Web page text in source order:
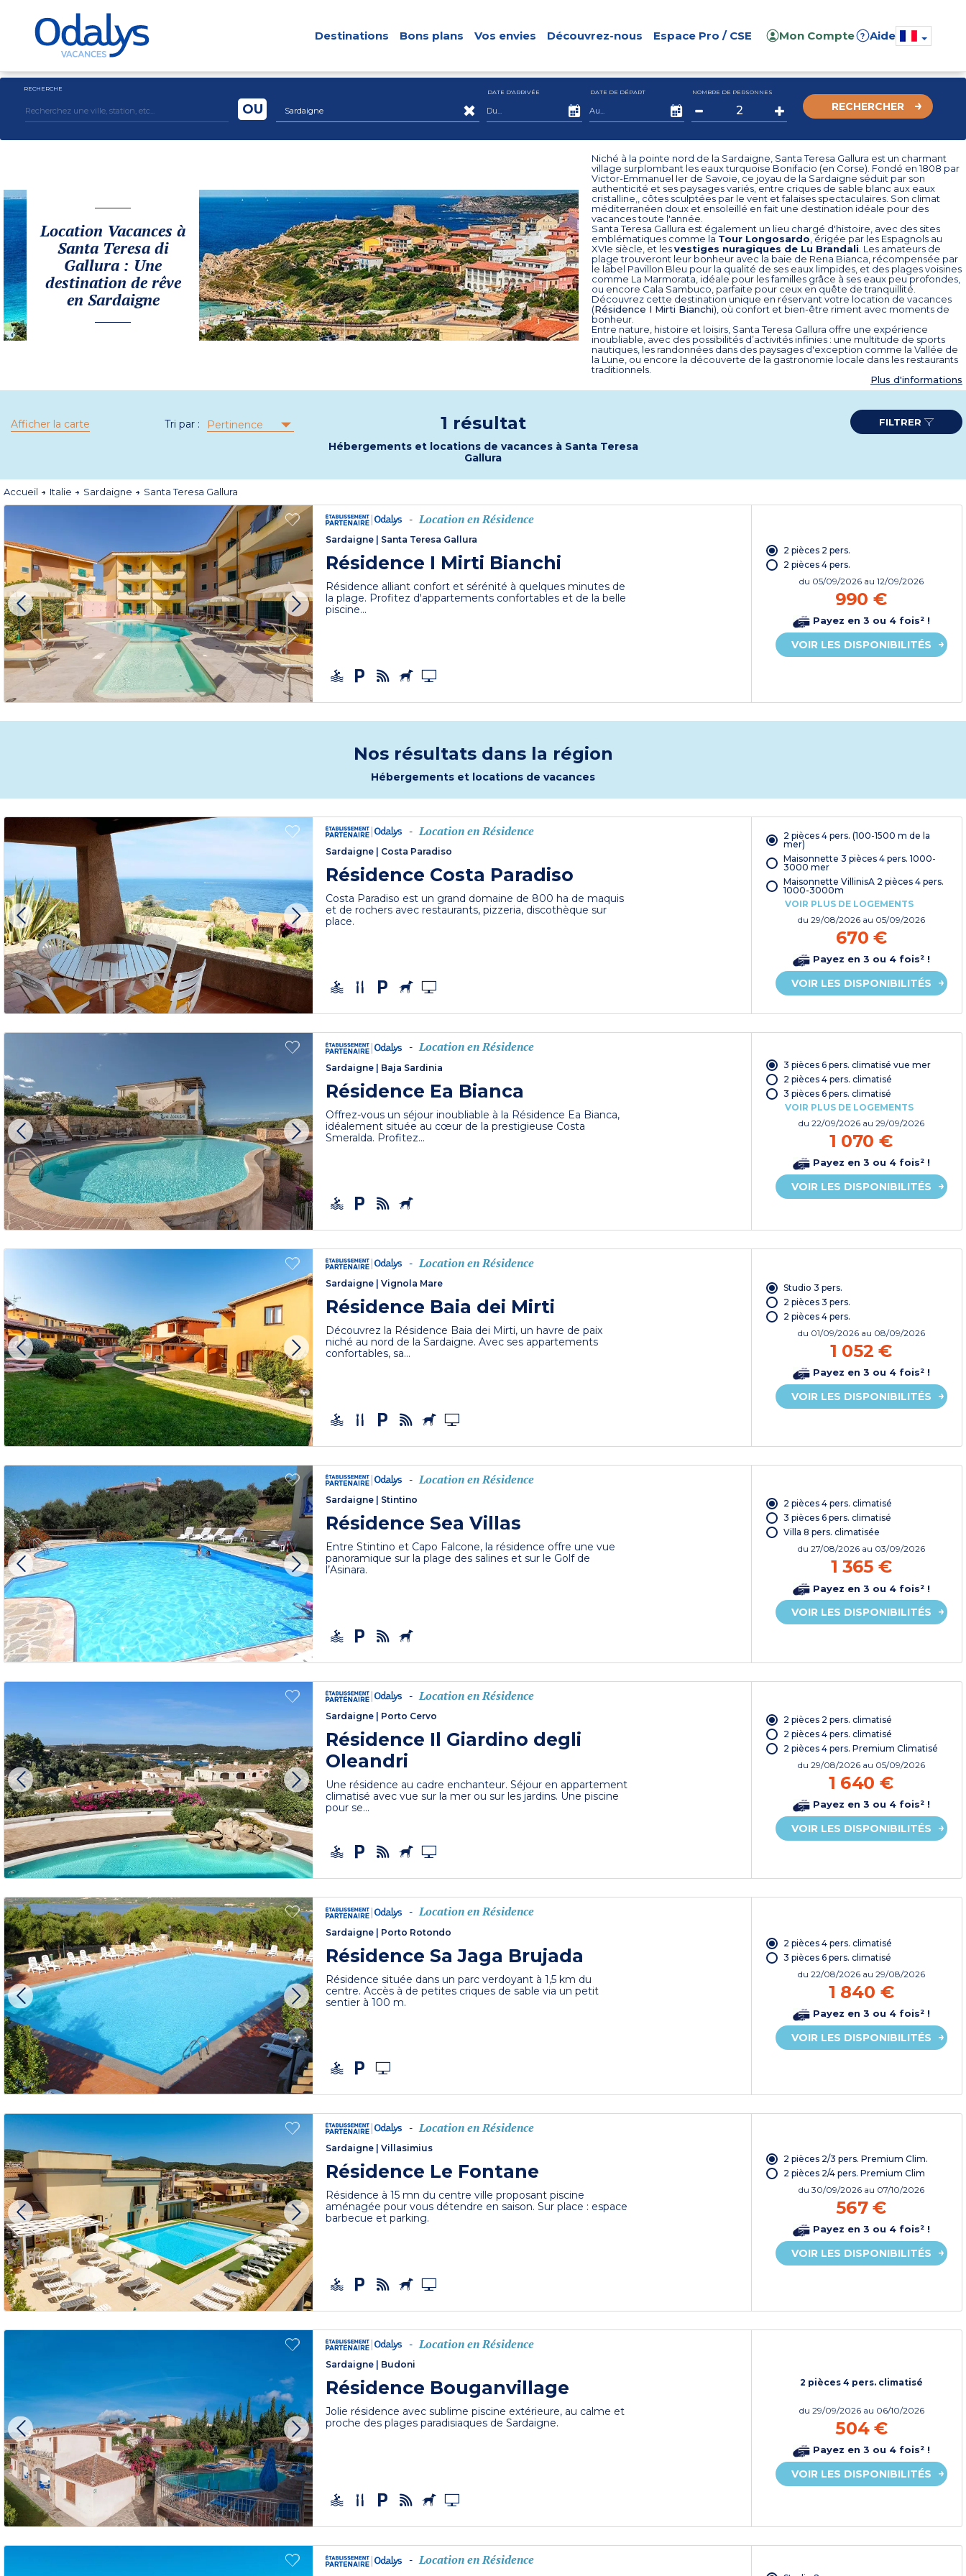
Destinations Bons plans Vos envies Découvrez-nous Espace Pro / CSE Mon Compte ? Aide
RECHERCHE
Sardaigne
OU
DATE D'ARRIVÉE DATE DE DÉPART NOMBRE DE PERSONNES
RECHERCHER
Location Vacances à
Santa Teresa di
Gallura : Une
destination de rêve
en Sardaigne
Niché à la pointe nord de la Sardaigne, Santa Teresa Gallura est un charmant
village surplombant les eaux turquoise Bonifacio (en Corse). Fondé en 1808 par
Victor-Emmanuel Ier de Savoie, ce joyau de la Sardaigne séduit par son
authenticité et ses paysages variés, entre criques de sable blanc aux eaux
cristalline,, côtes sculptées par le vent et falaises spectaculaires. Son climat
méditerranéen doux et ensoleillé en fait une destination idéale pour des
vacances toute l'année.
Santa Teresa Gallura est également un lieu chargé d'histoire, avec des sites
emblématiques comme la Tour Longosardo , érigée par les Espagnols au
XVIe siècle, et lesvestiges nuragiques de Lu Brandali . Les amateurs de
plage trouveront leur bonheur avec la baie de Rena Bianca, récompensée par
le label Pavillon Bleu pour la qualité de ses eaux limpides, et des plages voisines
comme La Marmorata, idéale pour les familles grâce à ses eaux peu profondes,
ou encore Cala Sambuco, parfaite pour ceux en quête de tranquillité.
Découvrez cette destination unique en réservant votre location de vacances
(Résidence I Mirti Bianchi), où confort et bien-être riment avec moments de
bonheur.
Entre nature, histoire et loisirs, Santa Teresa Gallura offre une expérience
inoubliable, avec des possibilités d’activités infinies : une multitude de sports
nautiques, les randonnées dans des paysages d'exception comme la Vallée de
la Lune, ou encore la découverte de la gastronomie locale dans les restaurants
traditionnels.
Plus d'informations
Afficher la carte Tri par : Pertinence 1 résultat
Hébergements et locations de vacances à Santa Teresa
Gallura
FILTRER
Accueil Italie Sardaigne Santa Teresa Gallura
- Location en Résidence
Sardaigne Santa Teresa Gallura
Résidence I Mirti Bianchi
Résidence alliant confort et sérénité à quelques minutes de
la plage. Profitez d'appartements confortables et de la belle
piscine...
2 pièces 2 pers.
2 pièces 4 pers.
du 05/09/2026 au 12/09/2026
990 €
Payez en 3 ou 4 fois² !
VOIR LES DISPONIBILITÉS
Nos résultats dans la région
Hébergements et locations de vacances
- Location en Résidence
Sardaigne Costa Paradiso
Résidence Costa Paradiso
Costa Paradiso est un grand domaine de 800 ha de maquis
et de rochers avec restaurants, pizzeria, discothèque sur
place.
2 pièces 4 pers. (100-1500 m de la
mer)
Maisonnette 3 pièces 4 pers. 1000-
3000 mer
Maisonnette VillinisA 2 pièces 4 pers.
1000-3000m
VOIR PLUS DE LOGEMENTS
du29/08/2026 au 05/09/2026
670 €
Payez en 3 ou 4 fois² !
VOIR LES DISPONIBILITÉS
- Location en Résidence
Sardaigne Baja Sardinia
Résidence Ea Bianca
Offrez-vous un séjour inoubliable à la Résidence Ea Bianca,
idéalement située au cœur de la prestigieuse Costa
Smeralda. Profitez...
3 pièces 6 pers. climatisé vue mer
2 pièces 4 pers. climatisé
3 pièces 6 pers. climatisé
VOIR PLUS DE LOGEMENTS
du22/09/2026 au 29/09/2026
1 070 €
Payez en 3 ou 4 fois² !
VOIR LES DISPONIBILITÉS
- Location en Résidence
Sardaigne |Vignola Mare
Résidence Baia dei Mirti
Découvrez la Résidence Baia dei Mirti, un havre de paix
niché au nord de la Sardaigne. Avec ses appartements
confortables, sa...
Studio 3 pers.
2 pièces 3 pers.
2 pièces 4 pers.
du 01/09/2026 au 08/09/2026
1 052 €
Payez en 3 ou 4 fois² !
VOIR LES DISPONIBILITÉS
- Location en Résidence
Sardaigne Stintino
Résidence Sea Villas
Entre Stintino et Capo Falcone, la résidence offre une vue
panoramique sur la plage des salines et sur le Golf de
l’Asinara.
2 pièces 4 pers. climatisé
3 pièces 6 pers. climatisé
Villa 8 pers. climatisée
du27/08/2026 au 03/09/2026
1 365 €
Payez en 3 ou 4 fois² !
VOIR LES DISPONIBILITÉS
- Location en Résidence
Sardaigne Porto Cervo
Résidence Il Giardino degli
Oleandri
Une résidence au cadre enchanteur. Séjour en appartement
climatisé avec vue sur la mer ou sur les jardins. Une piscine
pour se...
2 pièces 2 pers. climatisé
2 pièces 4 pers. climatisé
2 pièces 4 pers. Premium Climatisé
du29/08/2026 au 05/09/2026
1 640 €
Payez en 3 ou 4 fois² !
VOIR LES DISPONIBILITÉS
- Location en Résidence
Sardaigne | Porto Rotondo
Résidence Sa Jaga Brujada
Résidence située dans un parc verdoyant à 1,5 km du
centre. Accès à de petites criques de sable via un petit
sentier à 100 m.
2 pièces 4 pers. climatisé
3 pièces 6 pers. climatisé
du22/08/2026 au 29/08/2026
1 840 €
Payez en 3 ou 4 fois² !
VOIR LES DISPONIBILITÉS
- Location en Résidence
Sardaigne |Villasimius
Résidence Le Fontane
Résidence à 15 mn du centre ville proposant piscine
aménagée pour vous détendre en saison. Sur place : espace
barbecue et parking.
2 pièces 2/3 pers. Premium Clim.
2 pièces 2/4 pers. Premium Clim
du30/09/2026 au 07/10/2026
567 €
Payez en 3 ou 4 fois² !
VOIR LES DISPONIBILITÉS
- Location en Résidence
Sardaigne Budoni
Résidence Bouganvillage
Jolie résidence avec sublime piscine extérieure, au calme et
proche des plages paradisiaques de Sardaigne.
2 pièces 4 pers. climatisé
du 29/09/2026 au 06/10/2026
504 €
Payez en 3 ou 4 fois² !
VOIR LES DISPONIBILITÉS
- Location en Résidence